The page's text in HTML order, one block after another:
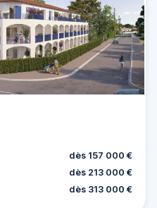
dès 157 000 €
dès 213 000 €
dès 313 000 €